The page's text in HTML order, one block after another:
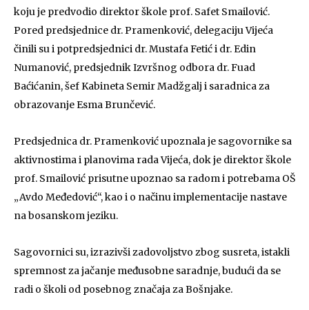
koju je predvodio direktor škole prof. Safet Smailović.
Pored predsjednice dr. Pramenković, delegaciju Vijeća
činili su i potpredsjednici dr. Mustafa Fetić i dr. Edin
Numanović, predsjednik Izvršnog odbora dr. Fuad
Baćićanin, šef Kabineta Semir Madžgalj i saradnica za
obrazovanje Esma Brunčević.
Predsjednica dr. Pramenković upoznala je sagovornike sa
aktivnostima i planovima rada Vijeća, dok je direktor škole
prof. Smailović prisutne upoznao sa radom i potrebama OŠ
„Avdo Međedović“, kao i o načinu implementacije nastave
na bosanskom jeziku.
Sagovornici su, izrazivši zadovoljstvo zbog susreta, istakli
spremnost za jačanje međusobne saradnje, budući da se
radi o školi od posebnog značaja za Bošnjake.